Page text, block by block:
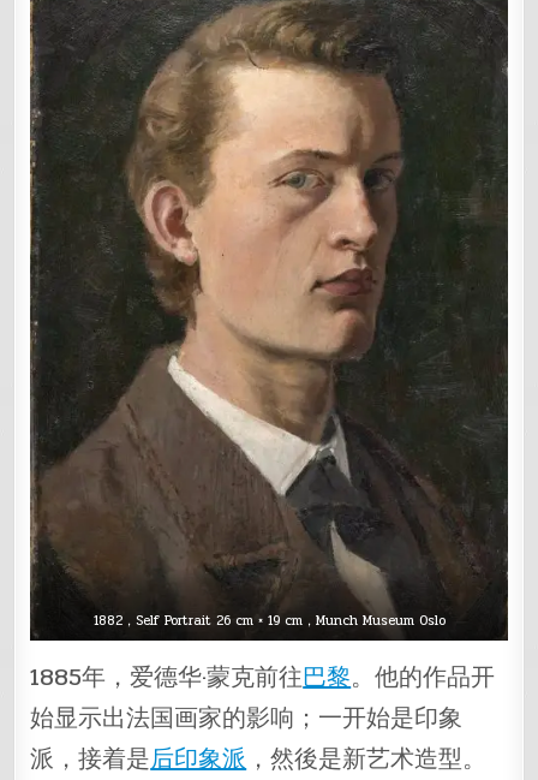
1882，Self Portrait 26 cm × 19 cm，Munch Museum Oslo
1885年，爱德华·蒙克前往巴黎。他的作品开
始显示出法国画家的影响；一开始是印象
派，接着是后印象派，然後是新艺术造型。